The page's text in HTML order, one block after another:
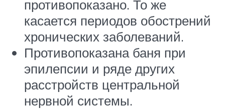
противопоказано. То же
касается периодов обострений
хронических заболеваний.
Противопоказана баня при
эпилепсии и ряде других
расстройств центральной
нервной системы.